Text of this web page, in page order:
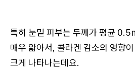
특히 눈밑 피부는 두께가 평균
매우 얇아서, 콜라겐 감소의 영향
크게 나타나는데요.